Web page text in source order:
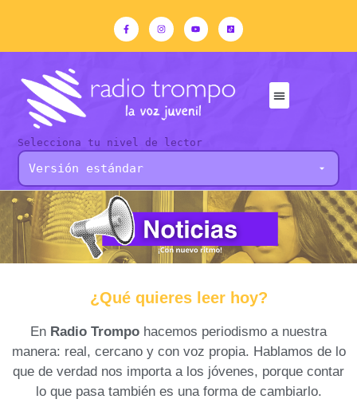
Selecciona tu nivel de lector
¿Qué quieres leer hoy?
En Radio Trompo hacemos periodismo a nuestra
manera: real, cercano y con voz propia. Hablamos de lo
que de verdad nos importa a los jóvenes, porque contar
lo que pasa también es una forma de cambiarlo.